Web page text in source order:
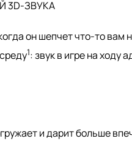
3D-ЗВУКА
он шепчет что-то вам
1: звук в игре на
и дарит больше